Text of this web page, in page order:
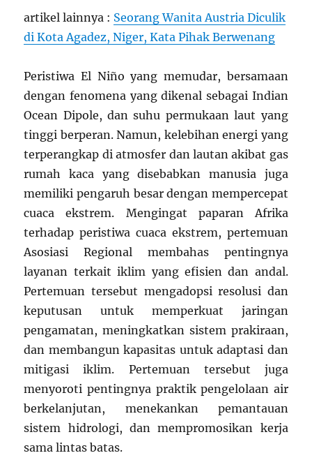
artikel lainnya : Seorang Wanita Austria Diculik
di Kota Agadez, Niger, Kata Pihak Berwenang
Peristiwa El Niño yang memudar, bersamaan
dengan fenomena yang dikenal sebagai Indian
Ocean Dipole, dan suhu permukaan laut yang
tinggi berperan. Namun, kelebihan energi yang
terperangkap di atmosfer dan lautan akibat gas
rumah kaca yang disebabkan manusia juga
memiliki pengaruh besar dengan mempercepat
cuaca ekstrem. Mengingat paparan Afrika
terhadap peristiwa cuaca ekstrem, pertemuan
Asosiasi Regional membahas pentingnya
layanan terkait iklim yang efisien dan andal.
Pertemuan tersebut mengadopsi resolusi dan
keputusan untuk memperkuat jaringan
pengamatan, meningkatkan sistem prakiraan,
dan membangun kapasitas untuk adaptasi dan
mitigasi iklim. Pertemuan tersebut juga
menyoroti pentingnya praktik pengelolaan air
berkelanjutan, menekankan pemantauan
sistem hidrologi, dan mempromosikan kerja
sama lintas batas.